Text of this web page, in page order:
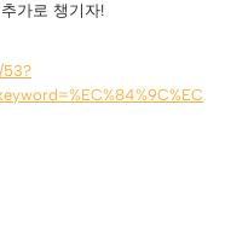
가로 챙기자!
53?